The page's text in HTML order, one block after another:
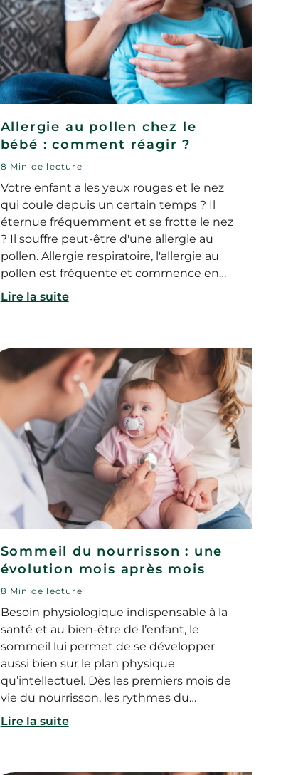
Allergie au pollen chez le
bébé : comment réagir ?
8 Min de lecture
Votre enfant a les yeux rouges et le nez
qui coule depuis un certain temps ? Il
éternue fréquemment et se frotte le nez
? Il souffre peut-être d'une allergie au
pollen. Allergie respiratoire, l'allergie au
pollen est fréquente et commence en
général à apparaître chez le bébé et
Lire la suite
Sommeil du nourrisson : une
évolution mois après mois
8 Min de lecture
Besoin physiologique indispensable à la
santé et au bien-être de l’enfant, le
sommeil lui permet de se développer
aussi bien sur le plan physique
qu’intellectuel. Dès les premiers mois de
vie du nourrisson, les rythmes du
sommeil se mettent en place.
Lire la suite